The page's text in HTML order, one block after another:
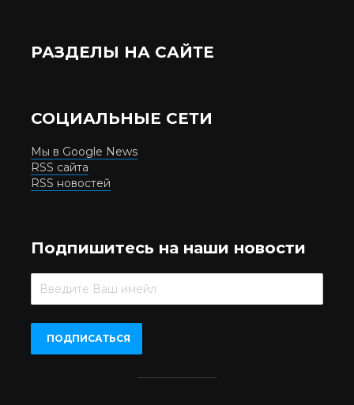
РАЗДЕЛЫ НА САЙТЕ
СОЦИАЛЬНЫЕ СЕТИ
Мы в Google News
RSS сайта
RSS новостей
Подпишитесь на наши новости